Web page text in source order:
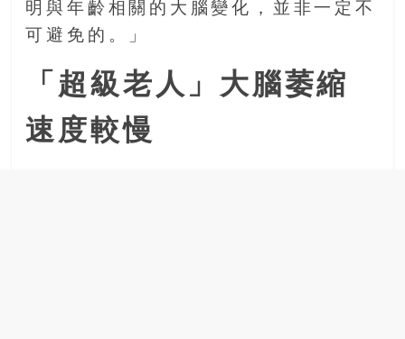
明與年齡相關的大腦變化，並非一定不
可避免的。」
「超級老人」大腦萎縮
速度較慢